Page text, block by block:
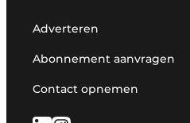
Adverteren
Abonnement aanvragen
Contact opnemen